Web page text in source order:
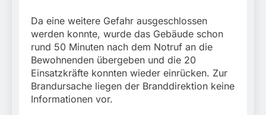
Da eine weitere Gefahr ausgeschlossen
werden konnte, wurde das Gebäude schon
rund 50 Minuten nach dem Notruf an die
Bewohnenden übergeben und die 20
Einsatzkräfte konnten wieder einrücken. Zur
Brandursache liegen der Branddirektion keine
Informationen vor.